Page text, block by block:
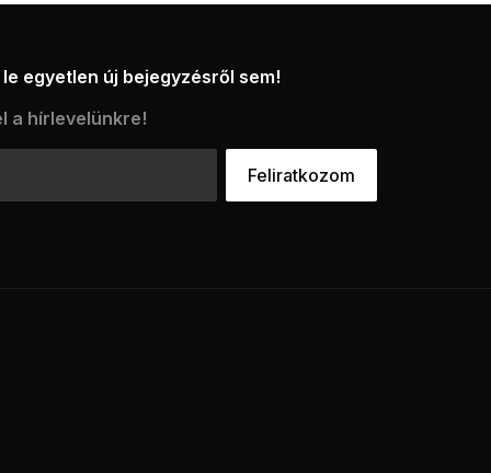
egyetlen új bejegyzésről sem!
a hírlevelünkre!